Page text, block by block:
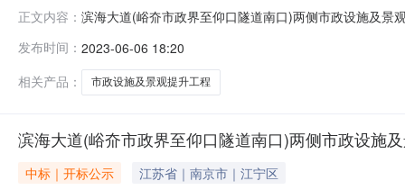
正文内容： 滨海大道(峪夼市政界至仰口隧道南口)两侧市政设施及
青岛市崂山区人民政府北宅街道办事处联系人：刘瑞军
发布时间： 2023-06-06 18:20
相关产品：
市政设施及景观提升工程
滨海大道(峪夼市政界至仰口隧道南口)两侧市政设施
中标｜开标公示
江苏省｜南京市｜江宁区